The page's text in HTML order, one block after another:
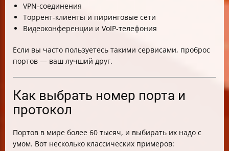
VPN-соединения
Торрент-клиенты и пиринговые сети
Видеоконференции и VoIP-телефония
Если вы часто пользуетесь такими сервисами, проброс
портов — ваш лучший друг.
Как выбрать номер порта и
протокол
Портов в мире более 60 тысяч, и выбирать их надо с
умом. Вот несколько классических примеров: